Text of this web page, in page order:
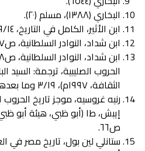
البخاري (١٣٨٨)، مسلم (٢٠).
ابن الأثير، الكامل في التاريخ، ٩/١٤ وما بعدها.
ابن شداد، النوادر السلطانية، ص١٣٧، ١٣٨، ١٥٦ وما بعدها.
الحروب الصليبية، ترجمة: السيد
الثقافة، ١٩٩٧م)، ٣/١٩ وما بعدها.
رنيه غروسيه، موجز تاريخ
ص٦٦.
ستانلي لين بول، تاريخ مصر في